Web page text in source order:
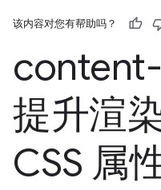
该内容对您有帮助吗？
提升渲
CSS 属